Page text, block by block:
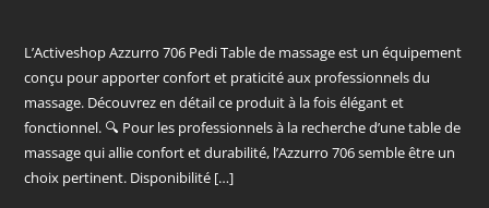
L’Activeshop Azzurro 706 Pedi Table de massage est un équipement
conçu pour apporter confort et praticité aux professionnels du
massage. Découvrez en détail ce produit à la fois élégant et
fonctionnel. 🔍 Pour les professionnels à la recherche d’une table de
massage qui allie confort et durabilité, l’Azzurro 706 semble être un
choix pertinent. Disponibilité […]